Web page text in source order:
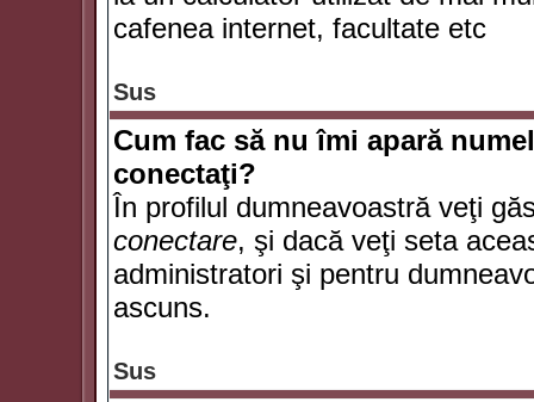
cafenea internet, facultate etc
Sus
Cum fac să nu îmi apară
conectaţi?
În profilul dumneavoastră veţi
conectare, şi dacă veţi seta
administratori şi pentru
ascuns.
Sus